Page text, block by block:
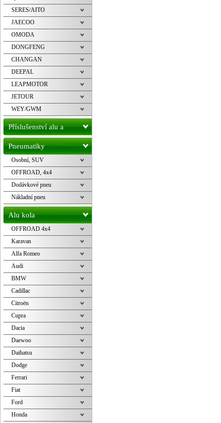
SERES/AITO
JAECOO
OMODA
DONGFENG
CHANGAN
DEEPAL
LEAPMOTOR
JETOUR
WEY/GWM
Příslušenství alu a
pneu
Pneumatiky
Osobní, SUV
OFFROAD, 4x4
Dodávkové pneu
Nákladní pneu
Alu kola
OFFROAD 4x4
Karavan
Alfa Romeo
Audi
BMW
Cadillac
Citroën
Cupra
Dacia
Daewoo
Daihatsu
Dodge
Ferrari
Fiat
Ford
Honda